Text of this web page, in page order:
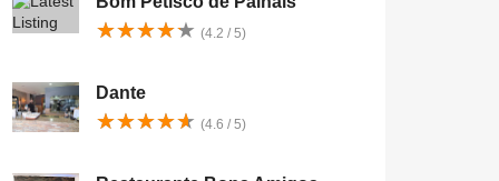
★★★★★
★★★★★ (4.2 / 5)
Dante
★★★★★
★★★★★ (4.6 / 5)